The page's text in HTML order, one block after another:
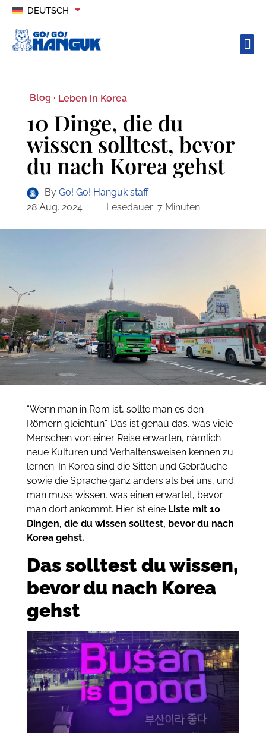
DEUTSCH
Blog · Leben in Korea
10 Dinge, die du
wissen solltest, bevor
du nach Korea gehst
By Go! Go! Hanguk staff
28 Aug. 2024
Lesedauer: 7 Minuten
“Wenn man in Rom ist, sollte man es den
Römern gleichtun”. Das ist genau das, was viele
Menschen von einer Reise erwarten, nämlich
neue Kulturen und Verhaltensweisen kennen zu
lernen. In Korea sind die Sitten und Gebräuche
sowie die Sprache ganz anders als bei uns, und
man muss wissen, was einen erwartet, bevor
man dort ankommt. Hier ist eine Liste mit 10
Dingen, die du wissen solltest, bevor du nach
Korea gehst.
Das solltest du wissen,
bevor du nach Korea
gehst